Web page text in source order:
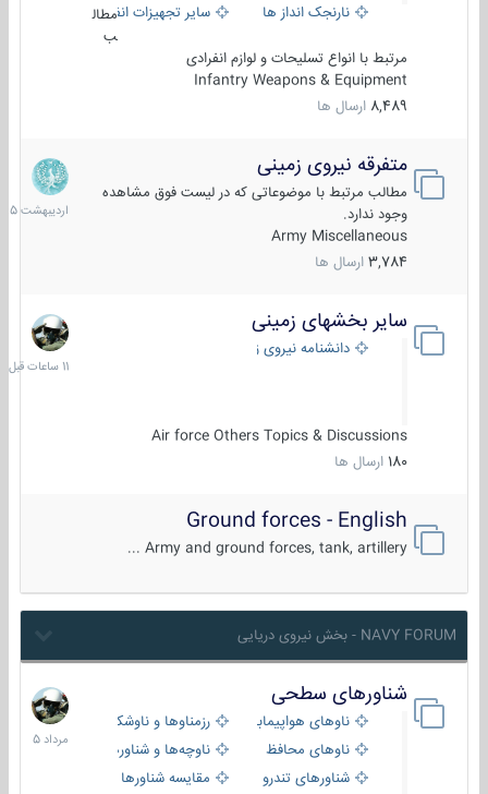
نارنجک انداز ها
سایر تجهیزات انفرادی
مطال
ب
مرتبط با انواع تسلیحات و لوازم انفرادی
Infantry Weapons & Equipment
8,489 ارسال ها
متفرقه نیروی زمینی
مطالب مرتبط با موضوعاتی که در لیست فوق مشاهده
وجود ندارد.
Army Miscellaneous
3,784 ارسال ها
27
1405
سایر بخشهای زمینی
دانشنامه نیروی زمینی
Air force Others Topics & Discussions
180 ارسال ها
11
ساعات
قبل
Ground forces - English
Army and ground forces, tank, artillery ...
NAVY FORUM - بخش نیروی دریایی
شناورهای سطحی
ناوهای هواپیمابر و بالگرد بررزمناوها و ناوشکن‌ها
ناوهای محافظ
ناوچه‌ها و شناورهای گشتی
شناورهای تندرو
مقایسه شناورها
2
مرداد
1405